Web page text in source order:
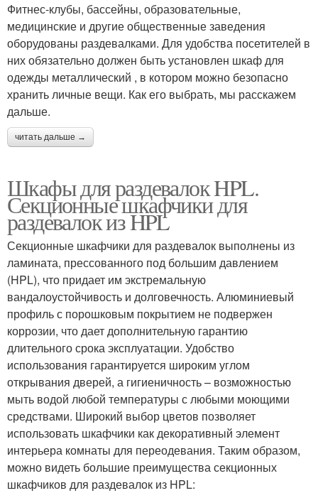
Фитнес-клубы, бассейны, образовательные,
медицинские и другие общественные заведения
оборудованы раздевалками. Для удобства посетителей в
них обязательно должен быть установлен шкаф для
одежды металлический , в котором можно безопасно
хранить личные вещи. Как его выбрать, мы расскажем
дальше.
читать дальше →
Шкафы для раздевалок HPL.
Секционные шкафчики для
раздевалок из HPL
Секционные шкафчики для раздевалок выполнены из
ламината, прессованного под большим давлением
(HPL), что придает им экстремальную
вандалоустойчивость и долговечность. Алюминиевый
профиль с порошковым покрытием не подвержен
коррозии, что дает дополнительную гарантию
длительного срока эксплуатации. Удобство
использования гарантируется широким углом
открывания дверей, а гигиеничность – возможностью
мыть водой любой температуры с любыми моющими
средствами. Широкий выбор цветов позволяет
использовать шкафчики как декоративный элемент
интерьера комнаты для переодевания. Таким образом,
можно видеть большие преимущества секционных
шкафчиков для раздевалок из HPL: